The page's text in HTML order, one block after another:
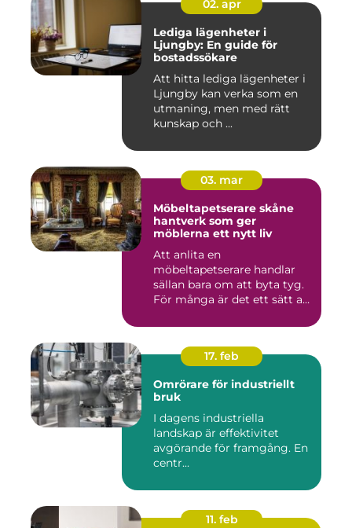
02. apr
Lediga lägenheter i
Ljungby: En guide för
bostadssökare
Att hitta lediga lägenheter i
Ljungby kan verka som en
utmaning, men med rätt
kunskap och ...
03. mar
Möbeltapetserare skåne
hantverk som ger
möblerna ett nytt liv
Att anlita en
möbeltapetserare handlar
sällan bara om att byta tyg.
För många är det ett sätt att
17. feb
Omrörare för industriellt
bruk
I dagens industriella
landskap är effektivitet
avgörande för framgång. En
centr...
11. feb